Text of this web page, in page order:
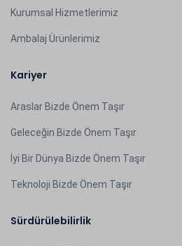
Kurumsal Hizmetlerimiz
Ambalaj Ürünlerimiz
Kariyer
Araslar Bizde Önem Taşır
Geleceğin Bizde Önem Taşır
İyi Bir Dünya Bizde Önem Taşır
Teknoloji Bizde Önem Taşır
Sürdürülebilirlik